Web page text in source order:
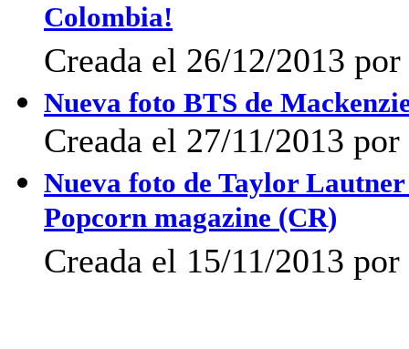
Colombia!
Creada el 26/12/2013
Nueva foto BTS de
Creada el 27/11/2013
Nueva foto de Taylor Lautner
Popcorn magazine (CR)
Creada el 15/11/2013